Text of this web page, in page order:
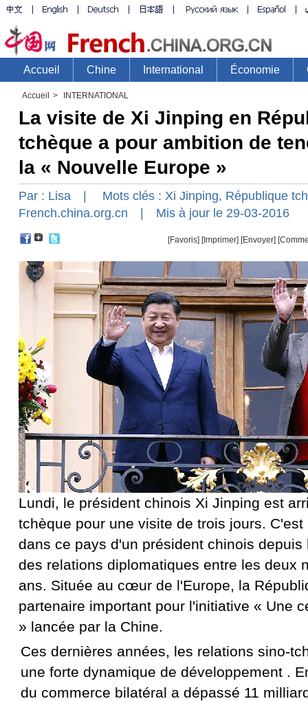
Accueil > INTERNATIONAL
La visite de Xi Jinping en
tchèque a pour ambition de
la « Nouvelle Europe »
Par : Lisa | Mots clés : Xi Jinping, République
French.china.org.cn | Mis à jour le 29-03-2016
[Favoris] [Imprimer] [Envoyer]
Lundi, le président chinois Xi Jinping est
tchèque pour une visite de trois jours.
dans ce pays d'un président chinois depuis
des relations diplomatiques entre les deux
ans. Située au cœur de l'Europe, la
partenaire important pour l'initiative « Une
» lancée par la Chine.
Ces dernières années, les relations sino-
une forte dynamique de développement .
du commerce bilatéral a dépassé 11